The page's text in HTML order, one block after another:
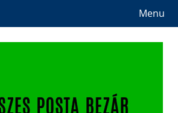
Menu